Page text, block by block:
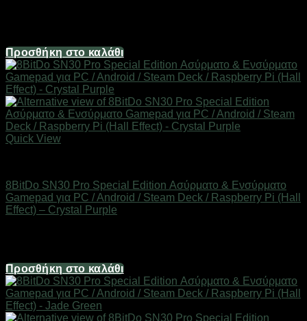
Προσθήκη στο καλάθι
Quick View
8BitDo SN30 Pro Special Edition Ασύρματο & Ενσύρματο
Gamepad για PC / Android / Steam Deck / Raspberry Pi (Hall
Effect) – Crystal Purple
Προσθήκη στο καλάθι